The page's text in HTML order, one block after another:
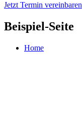
Jetzt Termin vereinbaren
Beispiel-Seite
Home